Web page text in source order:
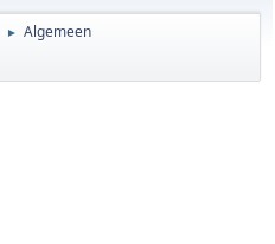
► Algemeen